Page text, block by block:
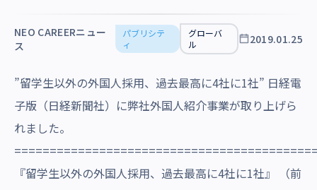
沿革・受賞歴
NEO CAREERニュー
ス
パブリシテ
ィ
グローバ
ル
2019.01.25
”留学生以外の外国人採用、過去最高に4社に1社” 日経電
子版（日経新聞社）に弊社外国人紹介事業が取り上げら
れました。
『留学生以外の外国人採用、過去最高に4社に1社』 （前